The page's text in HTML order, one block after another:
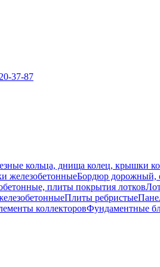
37-87
кольца, днища колец, крышки
железобетонныеБордюр дорожный,
плиты покрытия лотков
Плиты ребристые
коллекторовФундаментные